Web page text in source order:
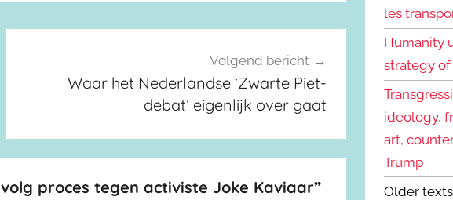
Volgend bericht
Waar het Nederlandse ‘Zwarte Piet-
debat’ eigenlijk over gaat
proces tegen activiste Joke Kaviaar”
les
Humanity
strategy
ideology,
art,
Trump
Older